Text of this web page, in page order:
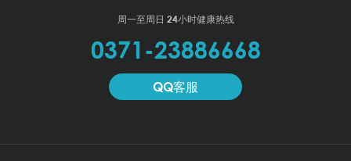
周一至周日 24小时健康热线
0371-23886668
QQ客服